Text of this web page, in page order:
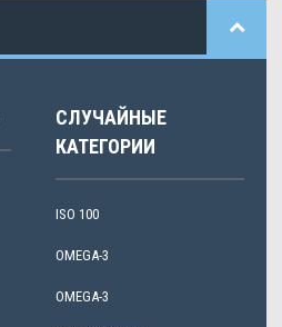
СЛУЧАЙНЫЕ
КАТЕГОРИИ
ISO 100
OMEGA-3
OMEGA-3